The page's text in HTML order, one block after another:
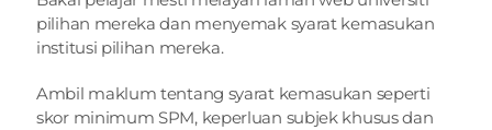
pilihan mereka dan menyemak syarat kemasukan
institusi pilihan mereka.
Ambil maklum tentang syarat kemasukan seperti
skor minimum SPM, keperluan subjek khusus dan